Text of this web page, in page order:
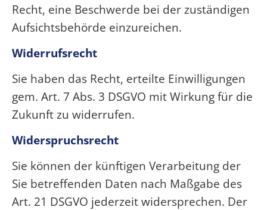
Recht, eine Beschwerde bei der zuständigen
Aufsichtsbehörde einzureichen.
Widerrufsrecht
Sie haben das Recht, erteilte Einwilligungen
gem. Art. 7 Abs. 3 DSGVO mit Wirkung für die
Zukunft zu widerrufen.
Widerspruchsrecht
Sie können der künftigen Verarbeitung der
Sie betreffenden Daten nach Maßgabe des
Art. 21 DSGVO jederzeit widersprechen. Der